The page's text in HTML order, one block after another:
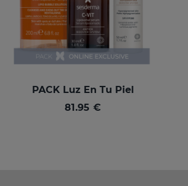
PACK Luz En Tu Piel
81.95 €